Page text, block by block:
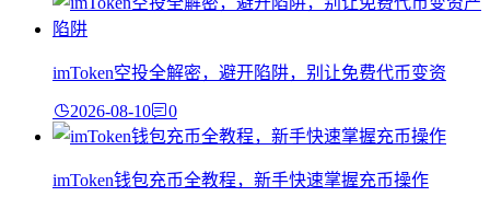
imToken空投全解密，避开陷阱，别让免费代币变资
2026-08-10 0
imToken钱包充币全教程，新手快速掌握充币操作